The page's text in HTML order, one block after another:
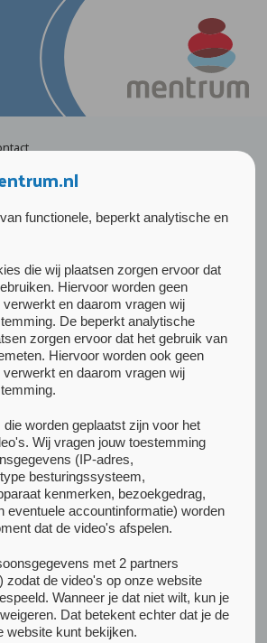
contact
mensen met ernstig
problematiek,
met
Dat doen wij zoveel
de eigen omgeving van
daarnaast in onze
Herstelondersteunende
Alle locaties en
op een rij.
20 locaties, verdeeld over heel
VIP/Ondersteuning & Herstel
HOV/Trace
functionele, beperkt analytische en
die wij plaatsen zorgen ervoor dat
Hiervoor worden geen
en daarom vragen wij
De beperkt analytische
zorgen ervoor dat het gebruik van
Hiervoor worden ook geen
en daarom vragen wij
worden geplaatst zijn voor het
Wij vragen jouw toestemming
(IP-adres,
besturingssysteem,
kenmerken, bezoekgedrag,
eventuele accountinformatie) worden
dat de video's afspelen.
met 2 partners
zodat de video's op onze website
Wanneer je dat niet wilt, kun je
Dat betekent echter dat je de
website kunt bekijken.